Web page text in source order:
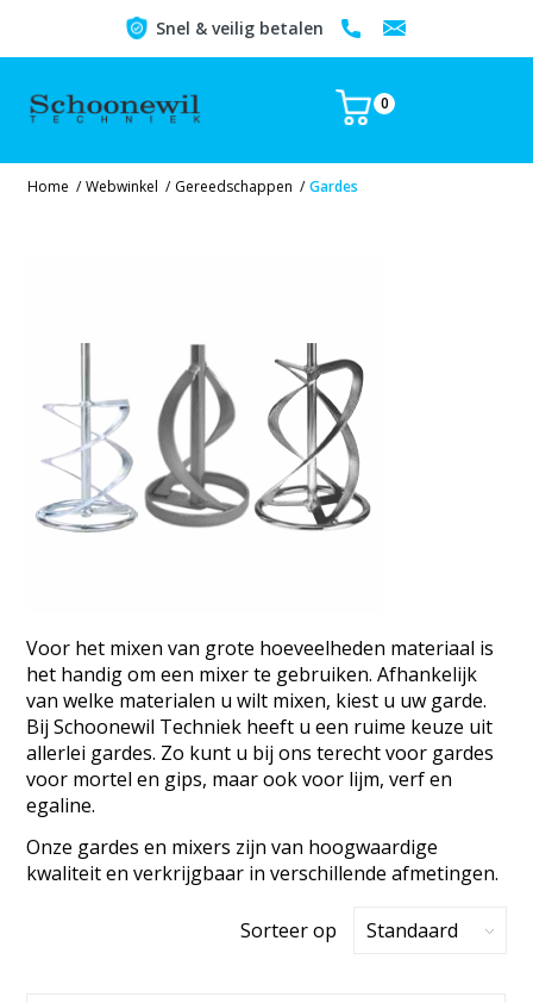
Snel & veilig betalen
0
Home / Webwinkel / Gereedschappen / Gardes
Voor het mixen van grote hoeveelheden materiaal is
het handig om een mixer te gebruiken. Afhankelijk
van welke materialen u wilt mixen, kiest u uw garde.
Bij Schoonewil Techniek heeft u een ruime keuze uit
allerlei gardes. Zo kunt u bij ons terecht voor gardes
voor mortel en gips, maar ook voor lijm, verf en
egaline.
Onze gardes en mixers zijn van hoogwaardige
kwaliteit en verkrijgbaar in verschillende afmetingen.
Sorteer op Standaard